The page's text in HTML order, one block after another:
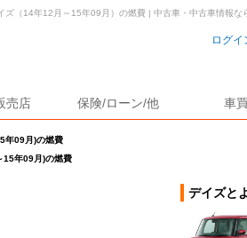
ログイ
売店 保険/ローン/他 車
年09月)の燃費
15年09月)の燃費
ズ（14年12月～15年09月）の燃費 | 中古車・中古車情報な
デイズと